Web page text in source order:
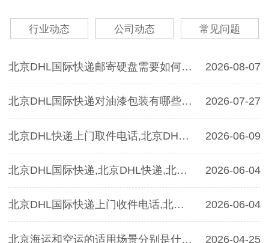
行业动态 公司动态 常见问题
北京DHL国际快递邮寄硬盘需要如何包装,北京DHL快递 2026-08-07
北京DHL国际快递对油漆包装有哪些要求？北京DHL国际快递 2026-07-27
北京DHL快递上门取件电话,北京DHL快递寄茶叶的运费是多少？ 2026-06-09
北京DHL国际快递,北京DHL快递,北京DHL国际快递邮寄手机的包装有哪些要求？ 2026-06-04
北京DHL国际快递上门收件电话,北京DHL国际快递可以邮寄智能手机吗 2026-06-04
北京海运和空运的适用场景分别是什么？ 2026-04-25